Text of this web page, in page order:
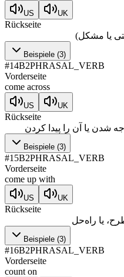
US UK
Rückseite
یا مشکل)
Beispiele (3)
#14B2PHRASAL_VERB
Vorderseite
come across
US UK
Rückseite
شدن یا آن را پیدا کردن
Beispiele (3)
#15B2PHRASAL_VERB
Vorderseite
come up with
US UK
Rückseite
یا راه‌حل
Beispiele (3)
#16B2PHRASAL_VERB
Vorderseite
count on